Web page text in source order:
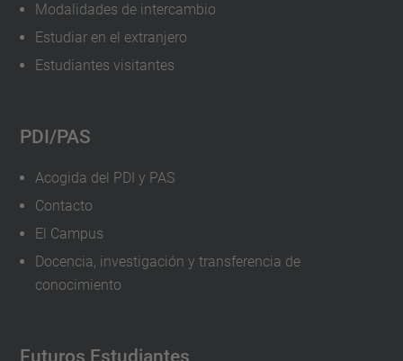
Modalidades de intercambio
Estudiar en el extranjero
Estudiantes visitantes
PDI/PAS
Acogida del PDI y PAS
Contacto
El Campus
Docencia, investigación y transferencia de
conocimiento
Futuros Estudiantes